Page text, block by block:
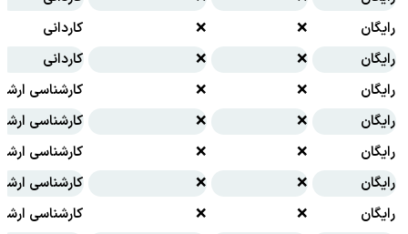
رایگان
❌
❌
کاردانی
رایگان
❌
❌
کاردانی
رایگان
❌
❌
کارشناسی ارشد
رایگان
❌
❌
کارشناسی ارشد
رایگان
❌
❌
کارشناسی ارشد
رایگان
❌
❌
کارشناسی ارشد
رایگان
❌
❌
کارشناسی ارشد